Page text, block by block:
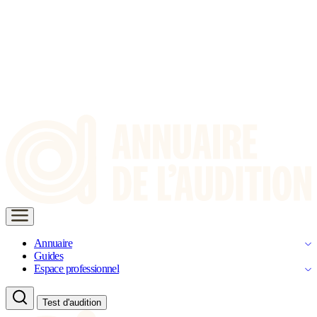
Annuaire
Guides
Espace professionnel
Test d'audition